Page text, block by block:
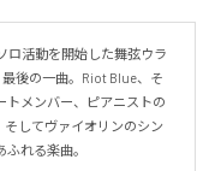
活動を開始した舞弦ウラ
後の一曲。Riot Blue、そ
トメンバー、ピアニストの
そしてヴァイオリンのシン
れる楽曲。